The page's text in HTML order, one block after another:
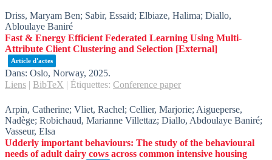
Driss, Maryam Ben; Sabir, Essaid; Elbiaze, Halima; Diallo,
Abloulaye Baniré
Fast & Energy Efficient Federated Learning Using Multi-
Attribute Client Clustering and Selection [External]
Article d'actes
Dans: Oslo, Norway, 2025.
Liens | BibTeX | Étiquettes: Conference paper
Arpin, Catherine; Vliet, Rachel; Cellier, Marjorie; Aigueperse,
Nadège; Robichaud, Marianne Villettaz; Diallo, Abdoulaye Baniré;
Vasseur, Elsa
Udderly important behaviours: The study of the behavioural
needs of adult dairy cows across common intensive housing